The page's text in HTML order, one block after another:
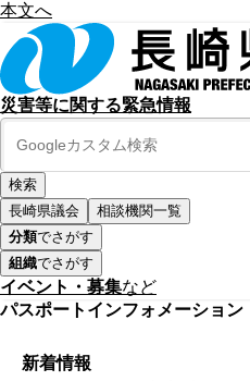
本文へ
災害等に関する緊急情報
長崎県議会
相談機関一覧
分類でさがす
組織でさがす
イベント・募集など
パスポートインフォメーション
新着情報